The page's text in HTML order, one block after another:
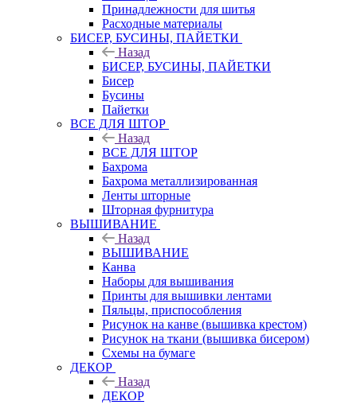
Принадлежности для шитья
Расходные материалы
БИСЕР, БУСИНЫ, ПАЙЕТКИ
Назад
БИСЕР, БУСИНЫ, ПАЙЕТКИ
Бисер
Бусины
Пайетки
ВСЕ ДЛЯ ШТОР
Назад
ВСЕ ДЛЯ ШТОР
Бахрома
Бахрома металлизированная
Ленты шторные
Шторная фурнитура
ВЫШИВАНИЕ
Назад
ВЫШИВАНИЕ
Канва
Наборы для вышивания
Принты для вышивки лентами
Пяльцы, приспособления
Рисунок на канве (вышивка крестом)
Рисунок на ткани (вышивка бисером)
Схемы на бумаге
ДЕКОР
Назад
ДЕКОР